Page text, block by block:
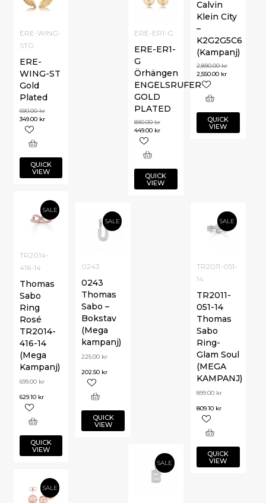
Calvin
Klein City
–
K2G2G5C6
(Kampanj)
2,890.00kr
2,550.00 kr
QUICK
VIEW
ERE-WING-
STG
ERE-
WING-ST
Gold
Plated
690.00kr
349.00 kr
QUICK
VIEW
ERE-ER1-G
ERE-ER1-
G
Örhängen
ENGELSRUFER
GOLD
PLATED
890.00kr
449.00 kr
QUICK
VIEW
SALE
TR2014-
416-14
Thomas
Sabo
Ring
Rosé
TR2014-
416-14
(Mega
Kampanj)
699.00 kr
629.10 kr
QUICK
VIEW
SALE
TR2011-051-
14
TR2011-
051-14
Thomas
Sabo
Ring-
Glam Soul
(MEGA
KAMPANJ)
899.00 kr
809.10 kr
QUICK
VIEW
SALE
0243
0243
Thomas
Sabo –
Bokstav
(Mega
kampanj)
225.00 kr
202.50 kr
QUICK
VIEW
SALE
SALE